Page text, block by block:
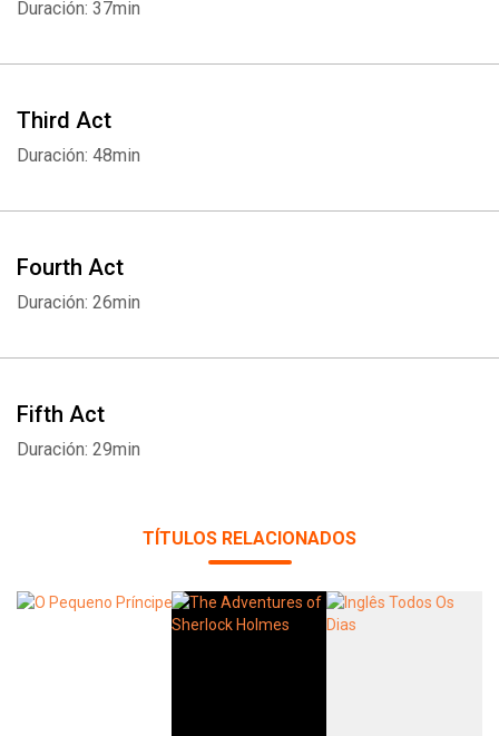
Duración: 37min
Third Act
Duración: 48min
Fourth Act
Duración: 26min
Fifth Act
Duración: 29min
TÍTULOS RELACIONADOS